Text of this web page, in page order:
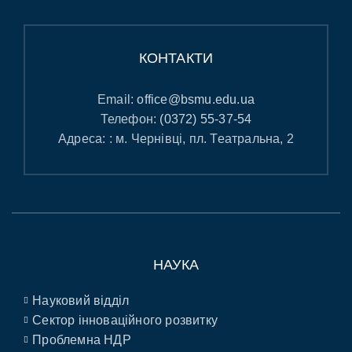
КОНТАКТИ
Email:office@bsmu.edu.ua
Телефон: (0372) 55-37-54
Адреса: : м. Чернівці, пл. Театральна, 2
НАУКА
Науковий відділ
Сектор інноваційного розвитку
Проблемна НДР